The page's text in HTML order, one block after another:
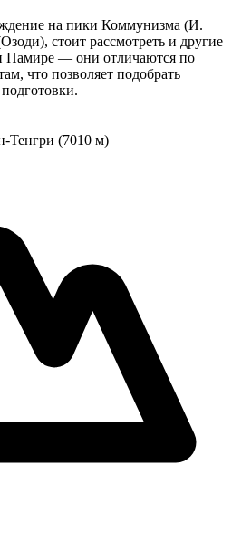
на пики Коммунизма (И.
стоит рассмотреть и другие
Памире — они отличаются по
что позволяет подобрать